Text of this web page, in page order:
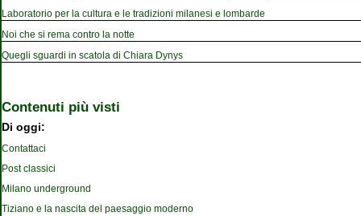
Laboratorio per la cultura e le tradizioni milanesi e lombarde
Noi che si rema contro la notte
Quegli sguardi in scatola di Chiara Dynys
Contenuti più visti
Di oggi:
Contattaci
Post classici
Milano underground
Tiziano e la nascita del paesaggio moderno